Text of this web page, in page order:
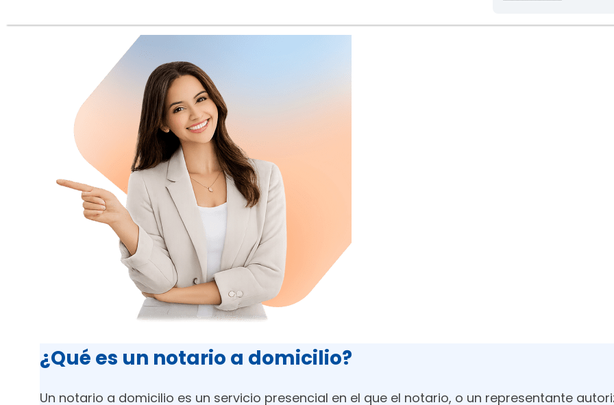
¿Qué es un notario a domicilio?
Un notario a domicilio es un servicio presencial en el que el notario, o un representante